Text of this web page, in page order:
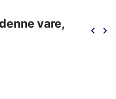
vare,
Forrige
keyboard_arrow_left keyboard_arrow_right